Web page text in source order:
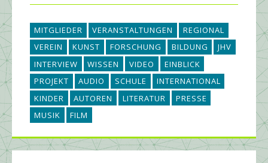
MITGLIEDER VERANSTALTUNGEN
REGIONAL
VEREIN
KUNST FORSCHUNG BILDUNG
JHV
INTERVIEW
WISSEN VIDEO
EINBLICK
PROJEKT
AUDIO SCHULE
INTERNATIONAL
KINDER
AUTOREN LITERATUR
PRESSE
MUSIK
FILM